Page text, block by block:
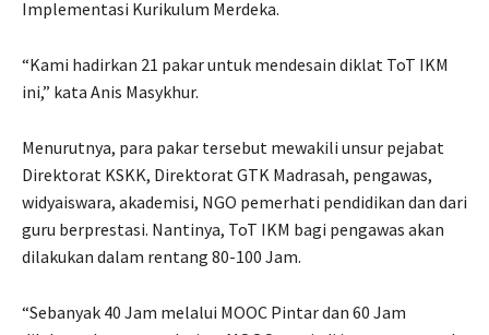
Implementasi Kurikulum Merdeka.
“Kami hadirkan 21 pakar untuk mendesain diklat ToT IKM
ini,” kata Anis Masykhur.
Menurutnya, para pakar tersebut mewakili unsur pejabat
Direktorat KSKK, Direktorat GTK Madrasah, pengawas,
widyaiswara, akademisi, NGO pemerhati pendidikan dan dari
guru berprestasi. Nantinya, ToT IKM bagi pengawas akan
dilakukan dalam rentang 80-100 Jam.
“Sebanyak 40 Jam melalui MOOC Pintar dan 60 Jam